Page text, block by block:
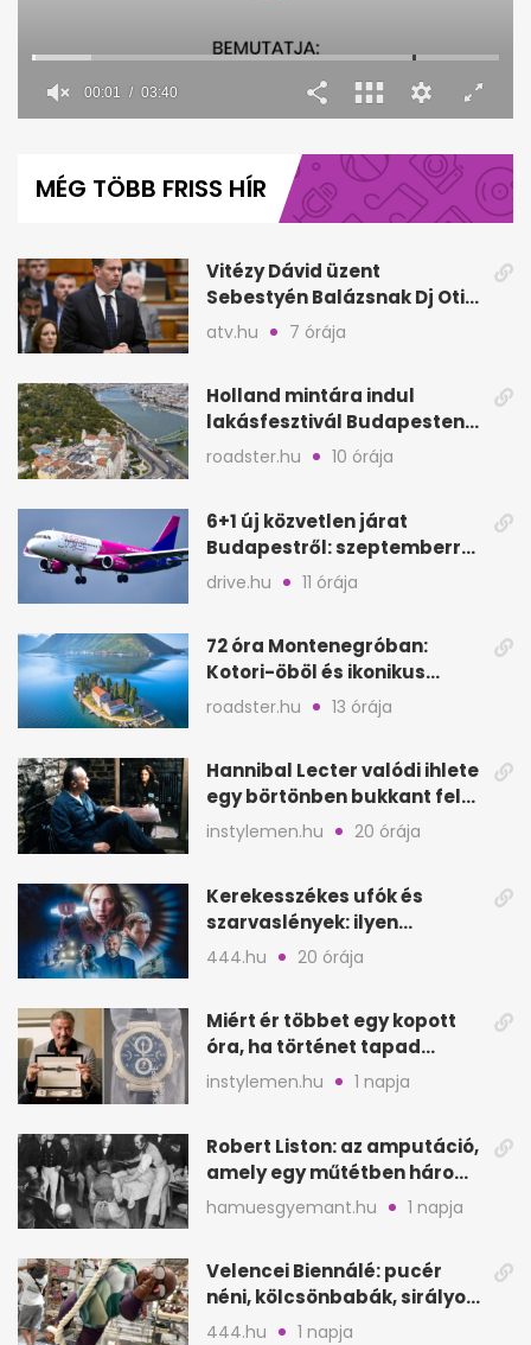
minutes,
00:02 03:40
MÉG TÖBB FRISS HÍR
Vitézy Dávid üzent
Sebestyén Balázsnak Dj Oti
Sziget-bulija után
atv.hu 7 órája
Holland mintára indul
lakásfesztivál Budapesten:
koncertek egy napig
roadster.hu 10 órája
6+1 új közvetlen járat
Budapestről: szeptemberre
kész, gyors kiruccanások
drive.hu 11 órája
72 óra Montenegróban:
Kotori-öböl és ikonikus
tengerpart 3 nap alatt
roadster.hu 13 órája
Hannibal Lecter valódi ihlete
egy börtönben bukkant fel
Thomas Harrisnek
instylemen.hu 20 órája
Kerekesszékes ufók és
szarvaslények: ilyen
Spielberg új filmje
444.hu 20 órája
Miért ér többet egy kopott
óra, ha történet tapad
hozzá?
instylemen.hu 1 napja
Robert Liston: az amputáció,
amely egy műtétben három
életet követelt
hamuesgyemant.hu 1 napja
Velencei Biennálé: pucér
néni, kölcsönbabák, sirályok,
és kész a családi program
444.hu 1 napja